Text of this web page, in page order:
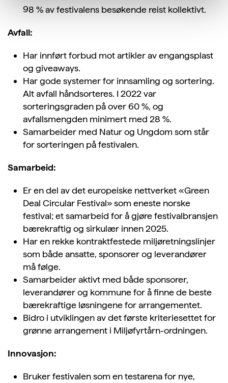
98 % av festivalens besøkende reist kollektivt.
Avfall:
Har innført forbud mot artikler av engangsplast
og giveaways.
Har gode systemer for innsamling og sortering.
Alt avfall håndsorteres. I 2022 var
sorteringsgraden på over 60 %, og
avfallsmengden minimert med 28 %.
Samarbeider med Natur og Ungdom som står
for sorteringen på festivalen.
Samarbeid:
Er en del av det europeiske nettverket «Green
Deal Circular Festival» som eneste norske
festival; et samarbeid for å gjøre festivalbransjen
bærekraftig og sirkulær innen 2025.
Har en rekke kontraktfestede miljøretningslinjer
som både ansatte, sponsorer og leverandører
må følge.
Samarbeider aktivt med både sponsorer,
leverandører og kommune for å finne de beste
bærekraftige løsningene for arrangementet.
Bidro i utviklingen av det første kriteriesettet for
grønne arrangement i Miljøfyrtårn-ordningen.
Innovasjon:
Bruker festivalen som en testarena for nye,